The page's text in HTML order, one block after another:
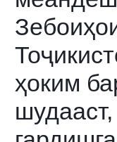
ҳоким